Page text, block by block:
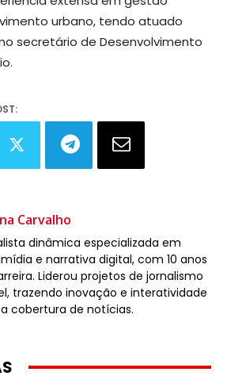
urbano, tendo atuado
secretário de Desenvolvimento
Carvalho
dinâmica especializada em
e narrativa digital, com 10 anos
Liderou projetos de jornalismo
trazendo inovação e interatividade
cobertura de notícias.